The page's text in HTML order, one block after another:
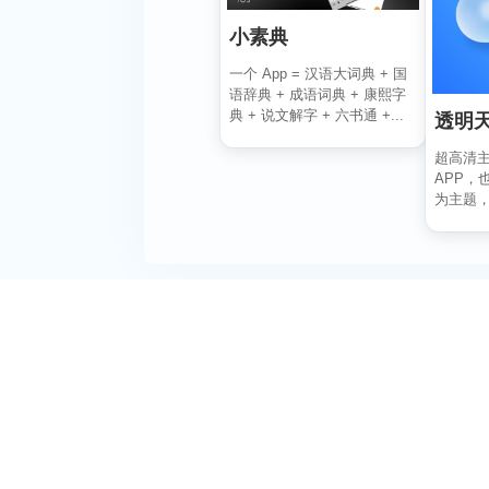
小素典
一个 App = 汉语大词典 + 国
语辞典 + 成语词典 + 康熙字
典 + 说文解字 + 六书通 +...
透明
超高清
APP，
为主题